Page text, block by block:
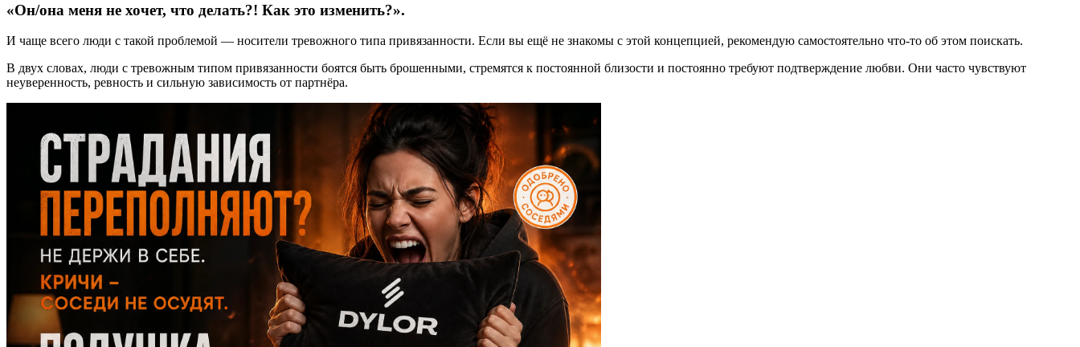
«Он/она меня не хочет, что делать?! Как это изменить?».
И чаще всего люди с такой проблемой — носители тревожного типа привязанности. Если вы ещё не знакомы с этой концепцией, рекомендую самостоятельно что-то об этом поискать.
В двух словах, люди с тревожным типом привязанности боятся быть брошенными, стремятся к постоянной близости и постоянно требуют подтверждение любви. Они часто чувствуют
неуверенность, ревность и сильную зависимость от партнёра.